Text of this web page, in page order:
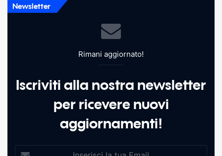
Newsletter
Rimani aggiornato!
Iscriviti alla nostra newsletter
per ricevere nuovi
aggiornamenti!